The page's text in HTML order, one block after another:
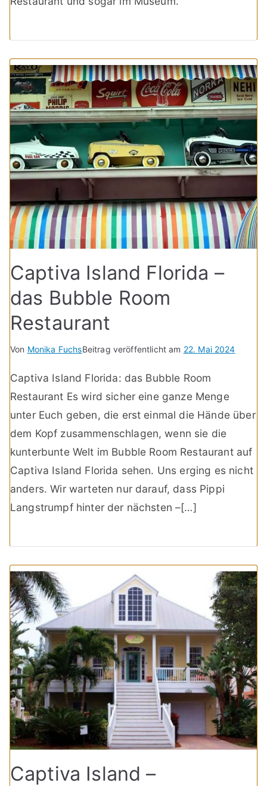
Captiva Island Florida –
das Bubble Room
Restaurant
Von Monika FuchsBeitrag veröffentlicht am 22. Mai 2024
Captiva Island Florida: das Bubble Room
Restaurant Es wird sicher eine ganze Menge
unter Euch geben, die erst einmal die Hände über
dem Kopf zusammenschlagen, wenn sie die
kunterbunte Welt im Bubble Room Restaurant auf
Captiva Island Florida sehen. Uns erging es nicht
anders. Wir warteten nur darauf, dass Pippi
Langstrumpf hinter der nächsten –[…]
Captiva Island –